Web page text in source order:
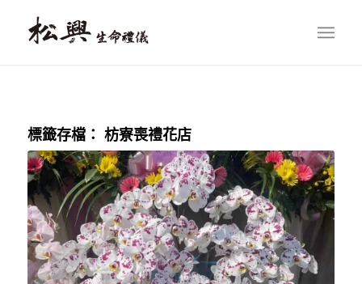
標籤存檔： 枋寮喪禮花店